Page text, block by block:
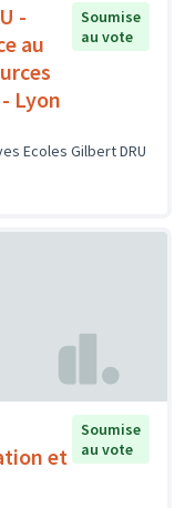
-
au
Lyon
Soumise
au vote
Ecoles Gilbert DRU
et
Soumise
au vote